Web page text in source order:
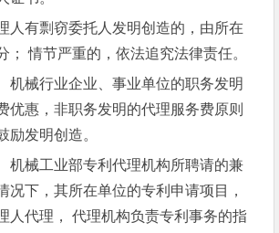
有剽窃委托人发明创造的，由所在
； 情节严重的，依法追究法律责任。
行业企业、事业单位的职务发明
优惠，非职务发明的代理服务费原则
励发明创造。
工业部专利代理机构所聘请的兼
况下，其所在单位的专利申请项目，
人代理， 代理机构负责专利事务的指